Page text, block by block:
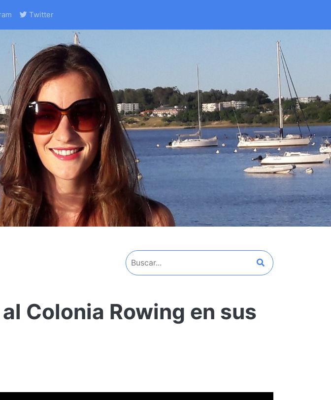
Twitter
Colonia Rowing en sus